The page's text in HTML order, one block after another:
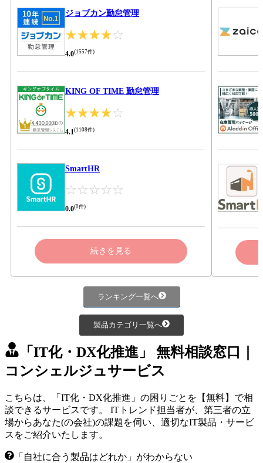
ジョブカン勤怠管理
☆☆☆☆☆
★★★★★
4.0(1557件)
KING OF TIME 勤怠管理
☆☆☆☆☆
★★★★★
4.1(1108件)
SmartHR
☆☆☆☆☆
★★★★★
0.0(0件)
続きを見る
ランキング一覧へ
製品カテゴリ一覧へ
「IT化・DX化推進」 無料相談窓口｜
コンシェルジュサービス
こちらは、「IT化・DX化推進」の困りごとを【無料】で相
談できるサービスです。 ITトレンド担当者が、第三者の立
場からあなた(の会社)の課題を伺い、適切なIT製品・サービ
スをご紹介いたします。
「自社に合う製品はどれか」がわからない